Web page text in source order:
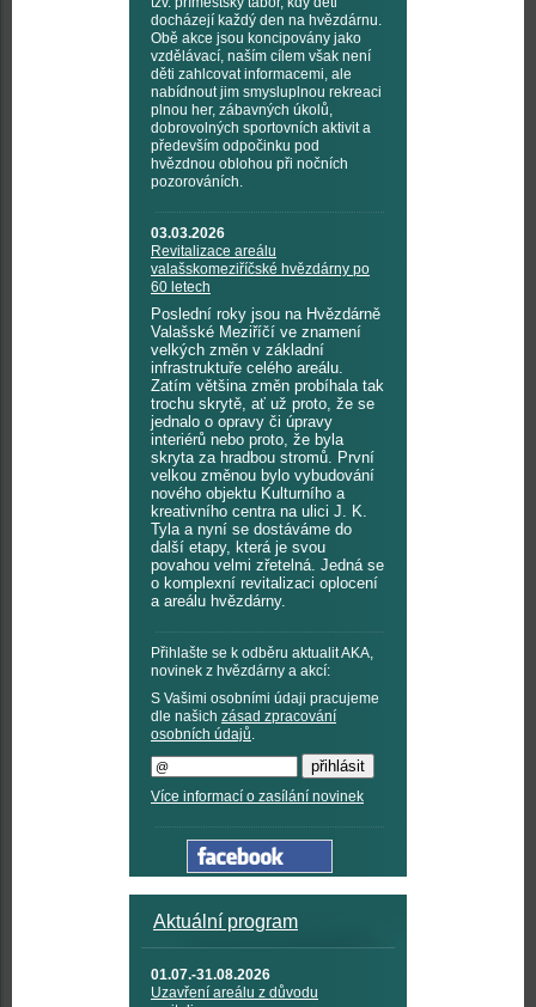
docházejí každý den na hvězdárnu.
Obě akce jsou koncipovány jako
vzdělávací, naším cílem však není
děti zahlcovat informacemi, ale
nabídnout jim smysluplnou rekreaci
plnou her, zábavných úkolů,
dobrovolných sportovních aktivit a
především odpočinku pod
hvězdnou oblohou při nočních
pozorováních.
03.03.2026
Revitalizace areálu
valašskomeziříčské hvězdárny po
60 letech
Poslední roky jsou na Hvězdárně
Valašské Meziříčí ve znamení
velkých změn v základní
infrastruktuře celého areálu.
Zatím většina změn probíhala tak
trochu skrytě, ať už proto, že se
jednalo o opravy či úpravy
interiérů nebo proto, že byla
skryta za hradbou stromů. První
velkou změnou bylo vybudování
nového objektu Kulturního a
kreativního centra na ulici J. K.
Tyla a nyní se dostáváme do
další etapy, která je svou
povahou velmi zřetelná. Jedná se
o komplexní revitalizaci oplocení
a areálu hvězdárny.
Přihlašte se k odběru aktualit AKA,
novinek z hvězdárny a akcí:
S Vašimi osobními údaji pracujeme
dle našich zásad zpracování
osobních údajů.
Více informací o zasílání novinek
Aktuální program
01.07.-31.08.2026
Uzavření areálu z důvodu